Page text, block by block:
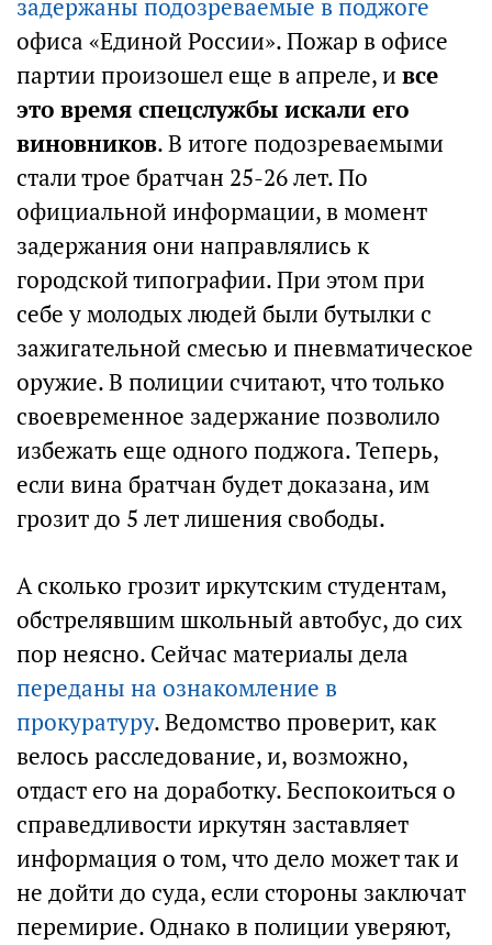
задержаны подозреваемые в поджоге
офиса «Единой России». Пожар в офисе
партии произошел еще в апреле, и все
это время спецслужбы искали его
виновников. В итоге подозреваемыми
стали трое братчан 25-26 лет. По
официальной информации, в момент
задержания они направлялись к
городской типографии. При этом при
себе у молодых людей были бутылки с
зажигательной смесью и пневматическое
оружие. В полиции считают, что только
своевременное задержание позволило
избежать еще одного поджога. Теперь,
если вина братчан будет доказана, им
грозит до 5 лет лишения свободы.
А сколько грозит иркутским студентам,
обстрелявшим школьный автобус, до сих
пор неясно. Сейчас материалы дела
переданы на ознакомление в
прокуратуру. Ведомство проверит, как
велось расследование, и, возможно,
отдаст его на доработку. Беспокоиться о
справедливости иркутян заставляет
информация о том, что дело может так и
не дойти до суда, если стороны заключат
перемирие. Однако в полиции уверяют,